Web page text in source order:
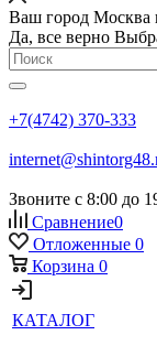
Ваш город Москва
Да, все верно
+7(4742) 370-333
Звоните с 8:00 до
Сравнение0
Отложенные 0
Корзина 0
КАТАЛОГ